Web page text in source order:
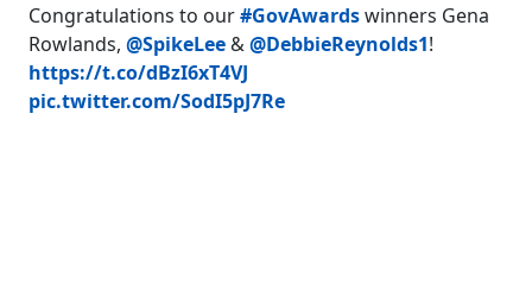
Congratulations to our#GovAwardswinners Gena
Rowlands,@SpikeLee&@DebbieReynolds1!
https://t.co/dBzI6xT4VJ
pic.twitter.com/SodI5pJ7Re